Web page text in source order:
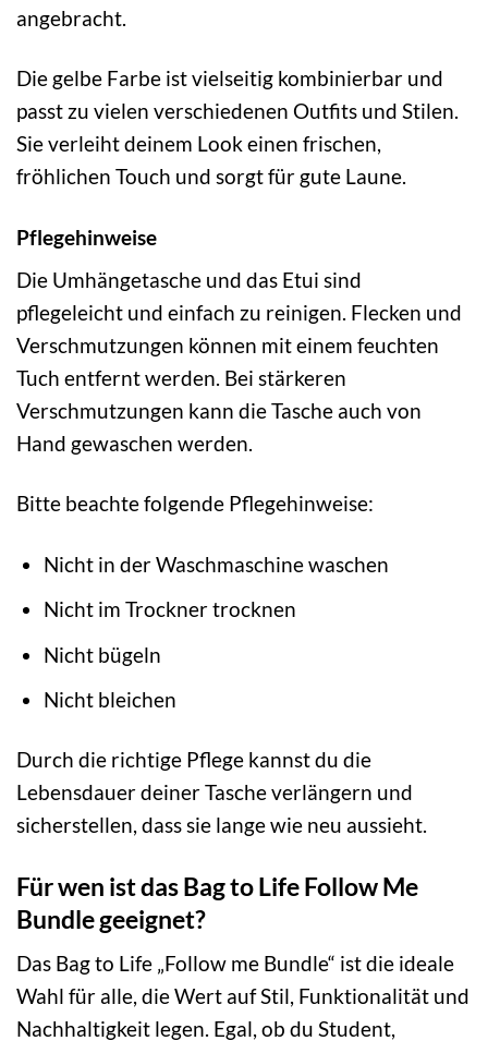
angebracht.
Die gelbe Farbe ist vielseitig kombinierbar und
passt zu vielen verschiedenen Outfits und Stilen.
Sie verleiht deinem Look einen frischen,
fröhlichen Touch und sorgt für gute Laune.
Pflegehinweise
Die Umhängetasche und das Etui sind
pflegeleicht und einfach zu reinigen. Flecken und
Verschmutzungen können mit einem feuchten
Tuch entfernt werden. Bei stärkeren
Verschmutzungen kann die Tasche auch von
Hand gewaschen werden.
Bitte beachte folgende Pflegehinweise:
Nicht in der Waschmaschine waschen
Nicht im Trockner trocknen
Nicht bügeln
Nicht bleichen
Durch die richtige Pflege kannst du die
Lebensdauer deiner Tasche verlängern und
sicherstellen, dass sie lange wie neu aussieht.
Für wen ist das Bag to Life Follow Me
Bundle geeignet?
Das Bag to Life „Follow me Bundle“ ist die ideale
Wahl für alle, die Wert auf Stil, Funktionalität und
Nachhaltigkeit legen. Egal, ob du Student,